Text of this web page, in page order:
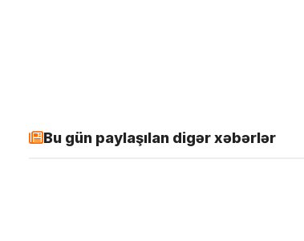
Bu gün paylaşılan digər xəbərlər